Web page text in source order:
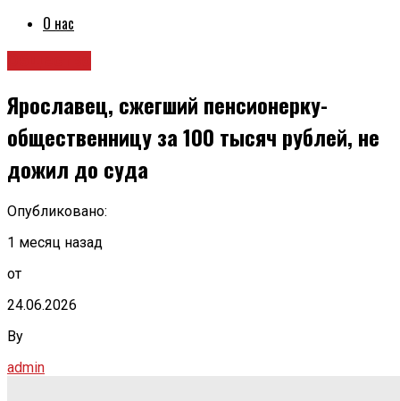
О нас
Ярославец, сжегший пенсионерку-
общественницу за 100 тысяч рублей, не
дожил до суда
Опубликовано:
1 месяц назад
от
24.06.2026
By
admin